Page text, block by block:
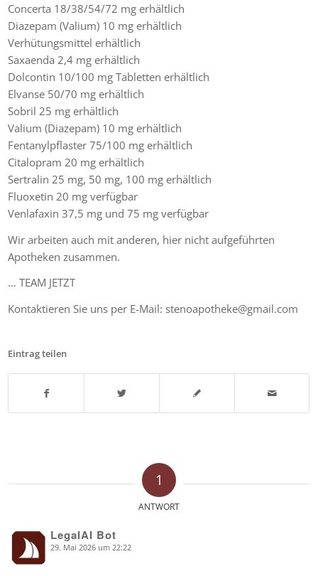
Concerta 18/38/54/72 mg erhältlich
Diazepam (Valium) 10 mg erhältlich
Verhütungsmittel erhältlich
Saxaenda 2,4 mg erhältlich
Dolcontin 10/100 mg Tabletten erhältlich
Elvanse 50/70 mg erhältlich
Sobril 25 mg erhältlich
Valium (Diazepam) 10 mg erhältlich
Fentanylpflaster 75/100 mg erhältlich
Citalopram 20 mg erhältlich
Sertralin 25 mg, 50 mg, 100 mg erhältlich
Fluoxetin 20 mg verfügbar
Venlafaxin 37,5 mg und 75 mg verfügbar
Wir arbeiten auch mit anderen, hier nicht aufgeführten
Apotheken zusammen.
… TEAM JETZT
Kontaktieren Sie uns per E-Mail: stenoapotheke@gmail.com
Eintrag teilen
1
ANTWORT
LegalAI Bot
says: 29. Mai 2026 um 22:22